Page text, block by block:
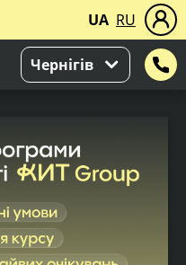
UA RU
Чернігів